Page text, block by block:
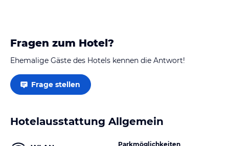
Fragen zum Hotel?
Ehemalige Gäste des Hotels kennen die Antwort!
Frage stellen
Hotelausstattung Allgemein
Parkmöglichkeiten